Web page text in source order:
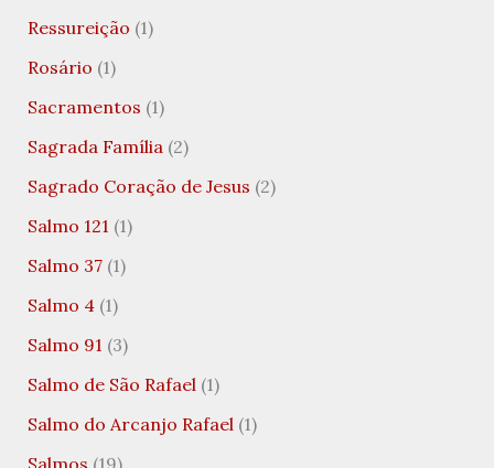
Ressureição (1)
Rosário (1)
Sacramentos (1)
Sagrada Família (2)
Sagrado Coração de Jesus (2)
Salmo 121 (1)
Salmo 37(1)
Salmo 4(1)
Salmo 91 (3)
Salmo de São Rafael (1)
Salmo do Arcanjo Rafael (1)
Salmos (19)